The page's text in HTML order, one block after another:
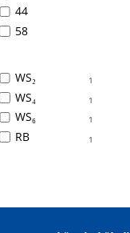
44
58
1
WS₂
1
WS₄
1
WS₆
1
RB